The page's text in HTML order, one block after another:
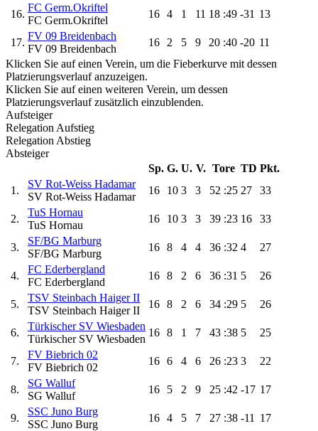
16.
FC Germ.Okriftel
FC Germ.Okriftel
16 4 1 11 18 :49 -31 13
17.
FV 09 Breidenbach
FV 09 Breidenbach
16 2 5 9 20 :40 -20 11
Klicken Sie auf einen Verein, um die Fieberkurve mit dessen
Platzierungsverlauf anzuzeigen.
Klicken Sie auf einen weiteren Verein, um dessen
Platzierungsverlauf zusätzlich einzublenden.
Aufsteiger
Relegation Aufstieg
Relegation Abstieg
Absteiger
Sp. G. U. V. Tore TD Pkt.
1.
SV Rot-Weiss Hadamar
SV Rot-Weiss Hadamar
16 10 3 3 52 :25 27 33
2.
TuS Hornau
TuS Hornau
16 10 3 3 39 :23 16 33
3.
SF/BG Marburg
SF/BG Marburg
16 8 4 4 36 :32 4 27
4.
FC Ederbergland
FC Ederbergland
16 8 2 6 36 :31 5 26
5.
TSV Steinbach Haiger II
TSV Steinbach Haiger II
16 8 2 6 34 :29 5 26
6.
Türkischer SV Wiesbaden
Türkischer SV Wiesbaden
16 8 1 7 43 :38 5 25
7.
FV Biebrich 02
FV Biebrich 02
16 6 4 6 26 :23 3 22
8.
SG Walluf
SG Walluf
16 5 2 9 25 :42 -17 17
9.
SSC Juno Burg
SSC Juno Burg
16 4 5 7 27 :38 -11 17